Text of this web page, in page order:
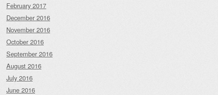
February 2017
December 2016
November 2016
October 2016
September 2016
August 2016
July 2016
June 2016